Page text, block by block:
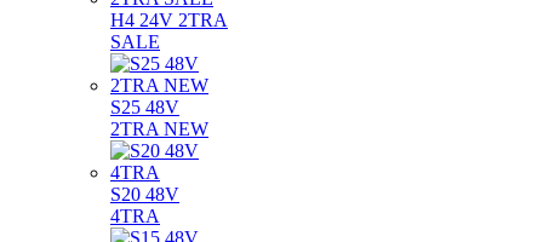
H4 24V 2TRA
SALE
S25 48V
2TRA NEW
S20 48V
4TRA